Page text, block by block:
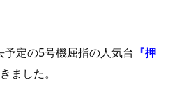
定の5号機屈指の人気台 『押
ました。